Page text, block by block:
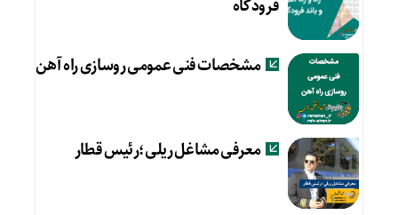
فرودگاه
مشخصات فنی عمومی روسازی راه آهن
معرفی مشاغل ریلی؛رئیس قطار